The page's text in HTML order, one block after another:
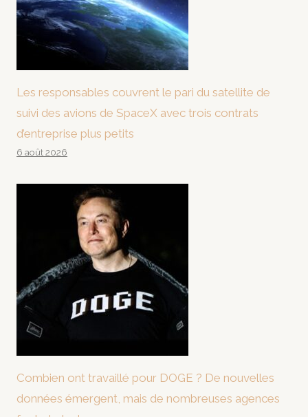
Les responsables couvrent le pari du satellite de
suivi des avions de SpaceX avec trois contrats
d’entreprise plus petits
6 août 2026
Combien ont travaillé pour DOGE ? De nouvelles
données émergent, mais de nombreuses agences